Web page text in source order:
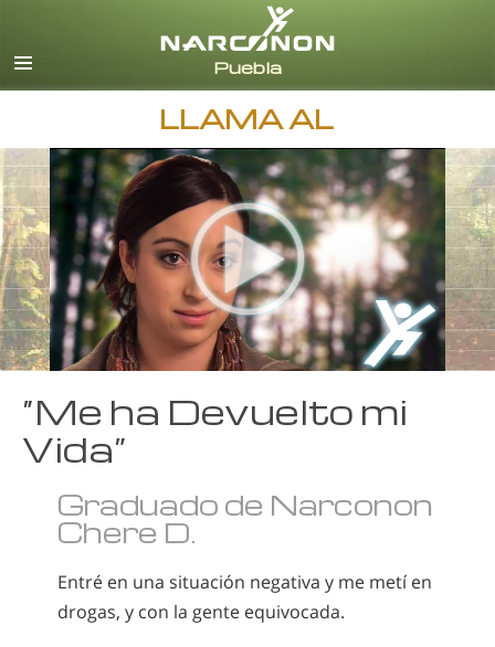
Español
Todas las Regiones/Idiomas
LLAMA AL
“Me ha Devuelto mi
Vida”
Graduado de Narconon
Chere D.
Entré en una situación negativa y me metí en
drogas, y con la gente equivocada.